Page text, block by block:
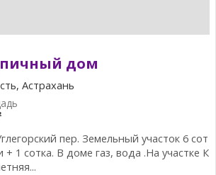
дом
Астрахань
пер. Земельный участок 6 сот
+ 1 сотка. В доме газ, вода .На участке К